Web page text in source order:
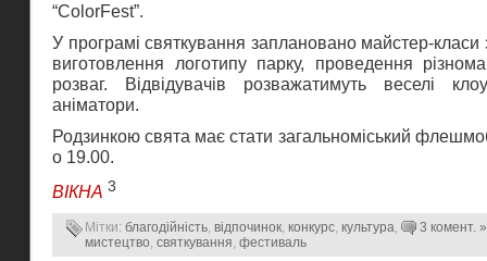
“ColorFest”.
У програмі святкування заплановано майстер-класи
виготовлення логотипу парку, проведення
розваг. Відвідувачів розважатимуть веселі
аніматори.
Родзинкою свята має стати загальноміський
о 19.00.
ВІКНА 3
Мітки: благодійність, відпочинок, конкурс, культура,
мистецтво, святкування, фестиваль
3 комент. »